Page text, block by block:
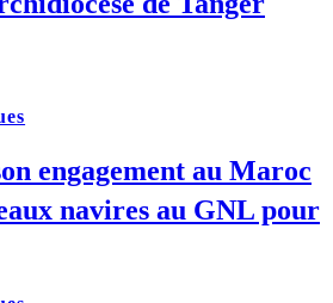
engagement au Maroc
navires au GNL pour